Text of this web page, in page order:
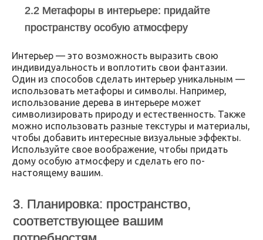
2.2 Метафоры в интерьере: придайте
пространству особую атмосферу
Интерьер — это возможность выразить свою
индивидуальность и воплотить свои фантазии.
Один из способов сделать интерьер уникальным —
использовать метафоры и символы. Например,
использование дерева в интерьере может
символизировать природу и естественность. Также
можно использовать разные текстуры и материалы,
чтобы добавить интересные визуальные эффекты.
Используйте свое воображение, чтобы придать
дому особую атмосферу и сделать его по-
настоящему вашим.
3. Планировка: пространство,
соответствующее вашим